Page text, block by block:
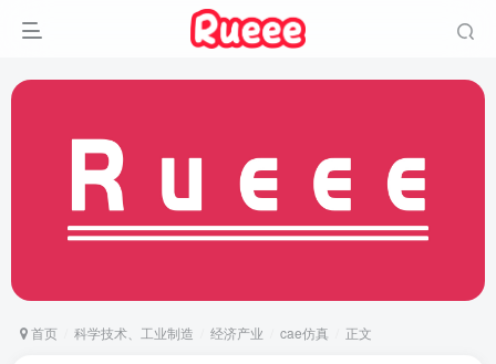
首页 科学技术、工业制造 经济产业 cae仿真 正文